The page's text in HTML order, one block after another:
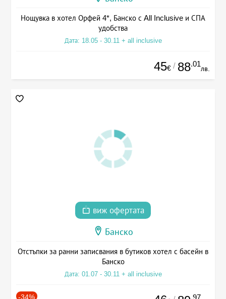
Нощувка в хотел Орфей 4*, Банско с All Inclusive и СПА
удобства
Дата: 18.05 - 30.11 + all inclusive
45€ / 88.01
лв.
виж офертата
Банско
Отстъпки за ранни записвания в бутиков хотел с басейн в
Банско
Дата: 01.07 - 30.11 + all inclusive
-34% .97